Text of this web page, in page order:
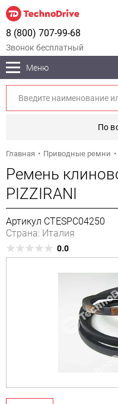
8 (800) 707-99-68
Звонок бесплатный
Меню
По
Главная Приводные ремни
Ремень
PIZZIRANI
Артикул CTESPC04250
Страна: Италия
0.0